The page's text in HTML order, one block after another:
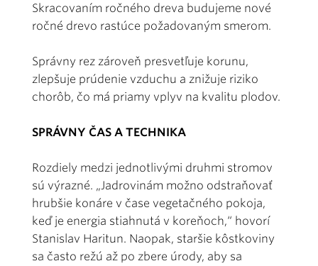
Skracovaním ročného dreva budujeme nové
ročné drevo rastúce požadovaným smerom.
Správny rez zároveň presvetľuje korunu,
zlepšuje prúdenie vzduchu a znižuje riziko
chorôb, čo má priamy vplyv na kvalitu plodov.
SPRÁVNY ČAS A TECHNIKA
Rozdiely medzi jednotlivými druhmi stromov
sú výrazné. „Jadrovinám možno odstraňovať
hrubšie konáre v čase vegetačného pokoja,
keď je energia stiahnutá v koreňoch,“ hovorí
Stanislav Haritun. Naopak, staršie kôstkoviny
sa často režú až po zbere úrody, aby sa